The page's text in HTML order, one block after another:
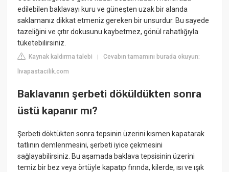
edilebilen baklavayı kuru ve güneşten uzak bir alanda
saklamanız dikkat etmeniz gereken bir unsurdur. Bu sayede
tazeliğini ve çıtır dokusunu kaybetmez, gönül rahatlığıyla
tüketebilirsiniz.
Kaynak kaldırma talebi |Cevabın tamamını burada okuyun:
livapastacilik.com
Baklavanın şerbeti döküldükten sonra
üstü kapanır mı?
Şerbeti döktükten sonra tepsinin üzerini kısmen kapatarak
tatlının demlenmesini, şerbeti iyice çekmesini
sağlayabilirsiniz. Bu aşamada baklava tepsisinin üzerini
temiz bir bez veya örtüyle kapatıp fırında, kilerde, ısı ve ışık